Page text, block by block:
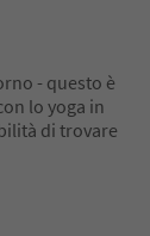
- questo è
lo yoga in
di trovare